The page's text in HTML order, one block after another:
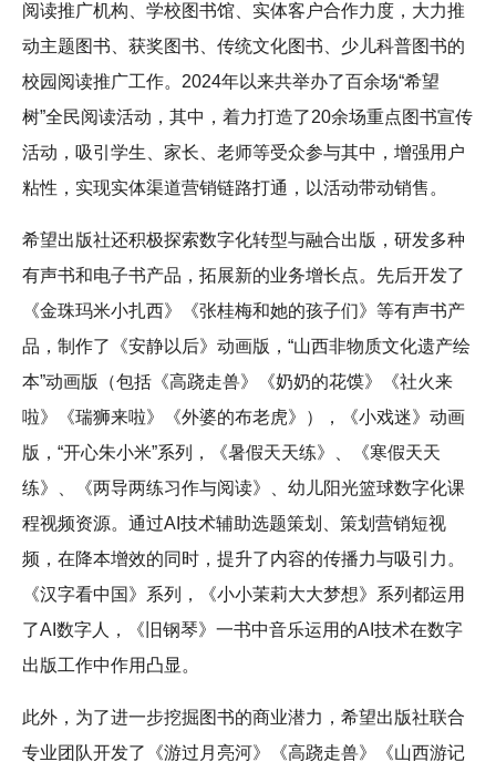
阅读推广机构、学校图书馆、实体客户合作力度，大力推
动主题图书、获奖图书、传统文化图书、少儿科普图书的
校园阅读推广工作。2024年以来共举办了百余场“希望
树”全民阅读活动，其中，着力打造了20余场重点图书宣传
活动，吸引学生、家长、老师等受众参与其中，增强用户
粘性，实现实体渠道营销链路打通，以活动带动销售。
希望出版社还积极探索数字化转型与融合出版，研发多种
有声书和电子书产品，拓展新的业务增长点。先后开发了
《金珠玛米小扎西》《张桂梅和她的孩子们》等有声书产
品，制作了《安静以后》动画版，“山西非物质文化遗产绘
本”动画版（包括《高跷走兽》《奶奶的花馍》《社火来
啦》《瑞狮来啦》《外婆的布老虎》），《小戏迷》动画
版，“开心朱小米”系列，《暑假天天练》、《寒假天天
练》、《两导两练习作与阅读》、幼儿阳光篮球数字化课
程视频资源。通过AI技术辅助选题策划、策划营销短视
频，在降本增效的同时，提升了内容的传播力与吸引力。
《汉字看中国》系列，《小小茉莉大大梦想》系列都运用
了AI数字人，《旧钢琴》一书中音乐运用的AI技术在数字
出版工作中作用凸显。
此外，为了进一步挖掘图书的商业潜力，希望出版社联合
专业团队开发了《游过月亮河》《高跷走兽》《山西游记